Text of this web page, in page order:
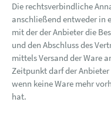
Die rechtsverbindliche
anschließend entweder in
mit der der Anbieter die
und den Abschluss des
mittels Versand der Ware
Zeitpunkt darf der
wenn keine Ware mehr
hat.